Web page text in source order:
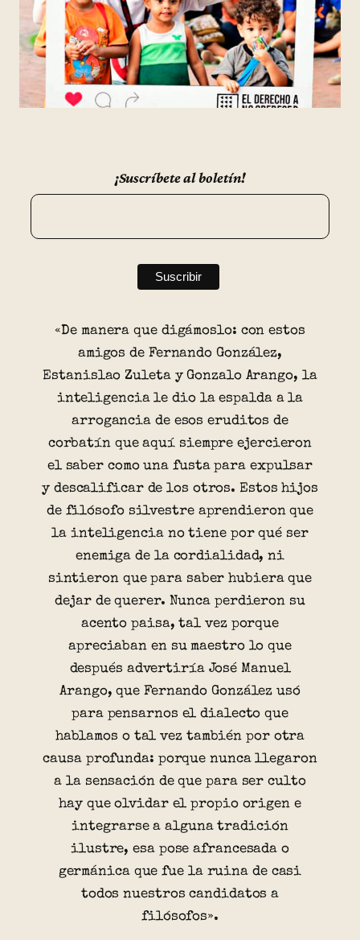
¡Suscríbete al boletín!
«De manera que digámoslo: con estos
amigos de Fernando González,
Estanislao Zuleta y Gonzalo Arango, la
inteligencia le dio la espalda a la
arrogancia de esos eruditos de
corbatín que aquí siempre ejercieron
el saber como una fusta para expulsar
y descalificar de los otros. Estos hijos
de filósofo silvestre aprendieron que
la inteligencia no tiene por qué ser
enemiga de la cordialidad, ni
sintieron que para saber hubiera que
dejar de querer. Nunca perdieron su
acento paisa, tal vez porque
apreciaban en su maestro lo que
después advertiría José Manuel
Arango, que Fernando González usó
para pensarnos el dialecto que
hablamos o tal vez también por otra
causa profunda: porque nunca llegaron
a la sensación de que para ser culto
hay que olvidar el propio origen e
integrarse a alguna tradición
ilustre, esa pose afrancesada o
germánica que fue la ruina de casi
todos nuestros candidatos a
filósofos».